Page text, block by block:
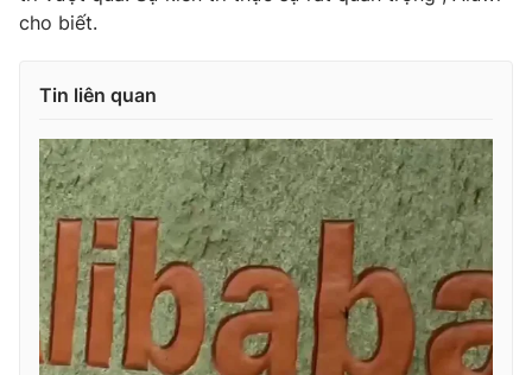
cho biết.
Tin liên quan